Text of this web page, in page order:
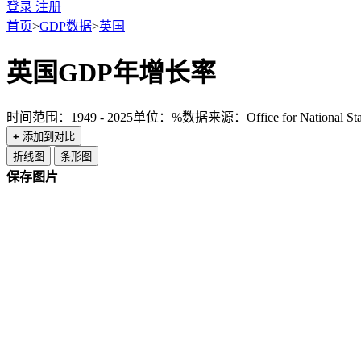
登录 注册
首页>GDP数据>英国
英国GDP年增长率
时间范围：1949 - 2025单位：%数据来源：Office for National
+ 添加到对比
折线图
条形图
保存图片